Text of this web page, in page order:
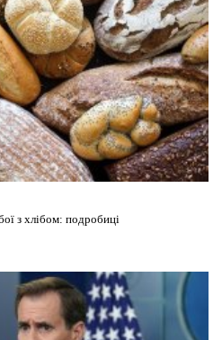
з хлібом: подробиці